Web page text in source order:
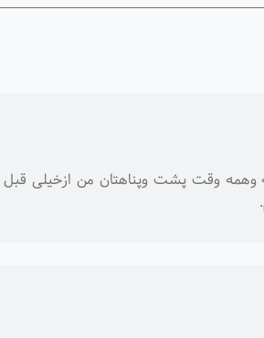
وقت پشت وپناهتان من ازخیلی قبل